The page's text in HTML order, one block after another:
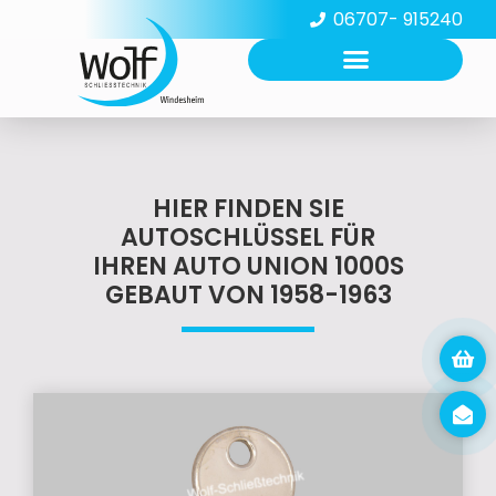
06707- 915240
HIER FINDEN SIE
AUTOSCHLÜSSEL FÜR
IHREN AUTO UNION 1000S
GEBAUT VON 1958-1963